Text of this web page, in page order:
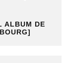
ALBUM DE